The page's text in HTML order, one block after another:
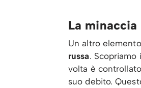
La
Un altro
russa.
volta è
suo debito.